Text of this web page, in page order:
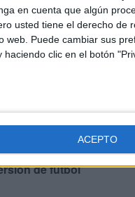
en cuenta que algún
usted tiene el derecho de
web. Puede cambiar sus
clic en el botón
ACEPTO
la rivalidad
solidez táctica en
de fútbol